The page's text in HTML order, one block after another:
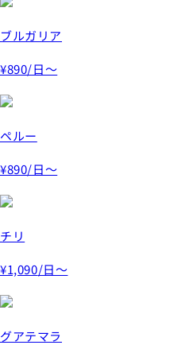
ブルガリア
¥890/日～
ペルー
¥890/日～
チリ
¥1,090/日～
グアテマラ